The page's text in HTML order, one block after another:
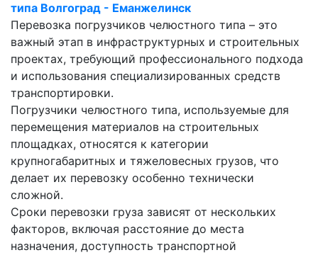
типа Волгоград - Еманжелинск
Перевозка погрузчиков челюстного типа – это
важный этап в инфраструктурных и строительных
проектах, требующий профессионального подхода
и использования специализированных средств
транспортировки.
Погрузчики челюстного типа, используемые для
перемещения материалов на строительных
площадках, относятся к категории
крупногабаритных и тяжеловесных грузов, что
делает их перевозку особенно технически
сложной.
Сроки перевозки груза зависят от нескольких
факторов, включая расстояние до места
назначения, доступность транспортной